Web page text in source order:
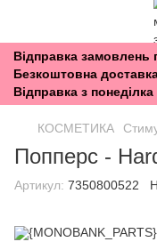
Відправка замовлень
Безкоштовна
Відправка з
КОСМЕТИКА
Попперс -
Артикул: 7350800522